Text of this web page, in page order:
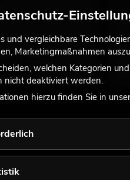
ca. 12 Wo.
und vergleichbare
Marketingmaßnahmen
welchen Kategorien
nicht deaktiviert werden.
hierzu finden Sie in